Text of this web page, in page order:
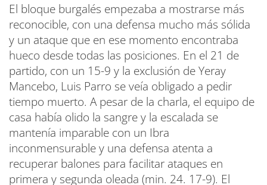
El bloque burgalés empezaba a mostrarse más
reconocible, con una defensa mucho más sólida
y un ataque que en ese momento encontraba
hueco desde todas las posiciones. En el 21 de
partido, con un 15-9 y la exclusión de Yeray
Mancebo, Luis Parro se veía obligado a pedir
tiempo muerto. A pesar de la charla, el equipo de
casa había olido la sangre y la escalada se
mantenía imparable con un Ibra
inconmensurable y una defensa atenta a
recuperar balones para facilitar ataques en
primera y segunda oleada (min. 24. 17-9). El